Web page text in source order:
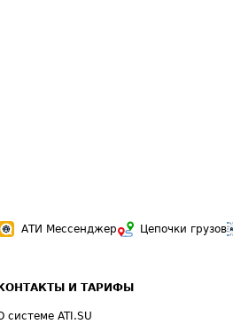
АТИ Мессенджер Цепочки грузов
КОНТАКТЫ И ТАРИФЫ
системе ATI.SU